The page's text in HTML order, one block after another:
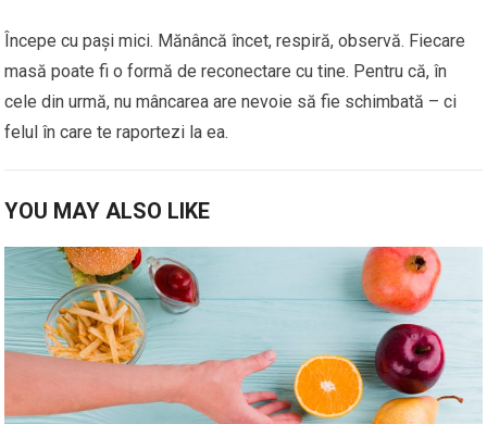
Începe cu pași mici. Mănâncă încet, respiră, observă. Fiecare
masă poate fi o formă de reconectare cu tine. Pentru că, în
cele din urmă, nu mâncarea are nevoie să fie schimbată – ci
felul în care te raportezi la ea.
YOU MAY ALSO LIKE